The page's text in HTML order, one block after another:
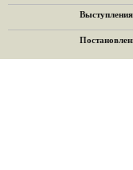
11.08.2014